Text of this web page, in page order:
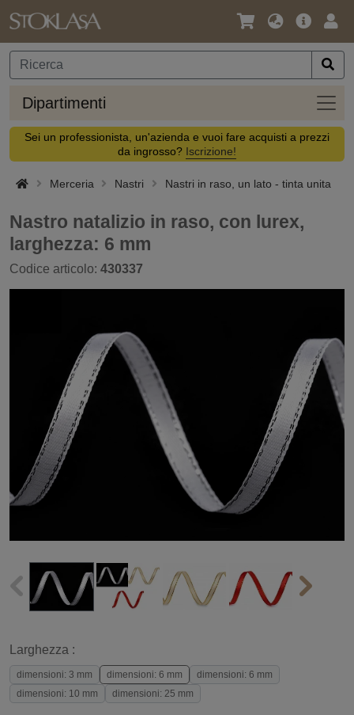
Lingua
Valuta
Offerta
Dipartimenti
Sei un professionista, un'azienda e vuoi fare acquisti a prezzi
da ingrosso? Iscrizione!
Merceria Nastri Nastri in raso, un lato - tinta unita
Nastro natalizio in raso, con lurex,
larghezza: 6 mm
Codice articolo: 430337
Larghezza :
dimensioni: 3 mm dimensioni: 6 mm
dimensioni: 6 mm
dimensioni: 10 mm
dimensioni: 25 mm